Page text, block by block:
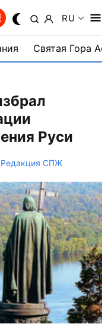
RU
Святая Гора
Руси
Редакция СПЖ